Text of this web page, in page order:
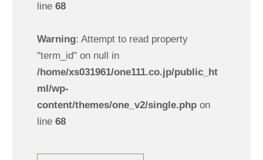
line 68
Warning: Attempt to read property
"term_id" on null in
/home/xs031961/one111.co.jp/public_ht
ml/wp-
content/themes/one_v2/single.phpon
line 68